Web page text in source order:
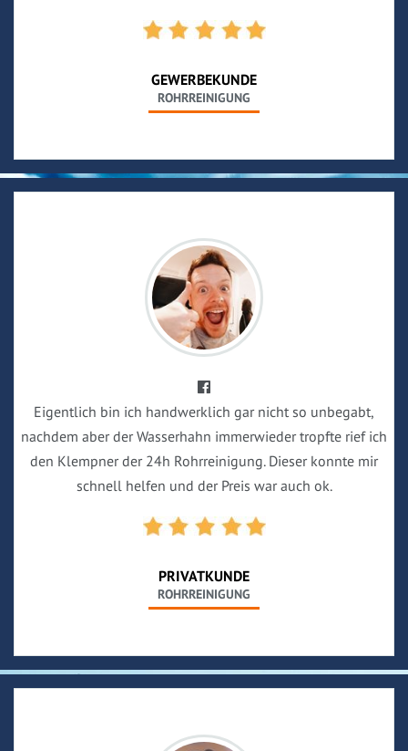
GEWERBEKUNDE
ROHRREINIGUNG
Eigentlich bin ich handwerklich gar nicht so unbegabt,
nachdem aber der Wasserhahn immerwieder tropfte rief ich
den Klempner der 24h Rohrreinigung. Dieser konnte mir
schnell helfen und der Preis war auch ok.
PRIVATKUNDE
ROHRREINIGUNG